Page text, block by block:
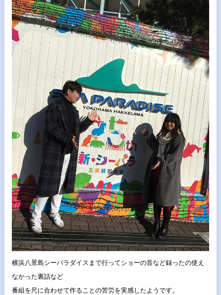
横浜八景島シーパラダイスまで行ってショーの音など録ったの使え
なかった裏話など
番組を尺に合わせて作ることの苦労を実感したようです。